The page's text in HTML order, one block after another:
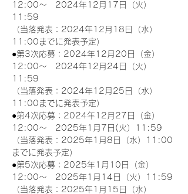
12:00～　2024年12月17日（火）
11:59
（当落発表：2024年12月18日（水）
11:00までに発表予定）
●第3次応募：2024年12月20日（金）
12:00～　2024年12月24日（火）
11:59
（当落発表：2024年12月25日（水）
11:00までに発表予定）
●第4次応募：2024年12月27日（金）
12:00～　2025年1月7日(火）11:59
（当落発表：2025年1月8日（水）11:00
までに発表予定）
●第5次応募：2025年1月10日（金）
12:00～　2025年1月14日（火）11:59
（当落発表：2025年1月15日（水）